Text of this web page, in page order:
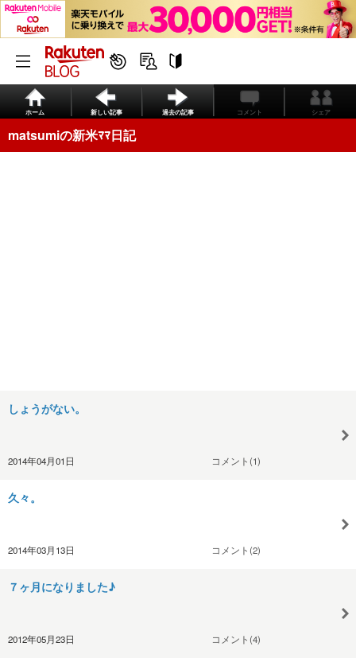
ホーム 新しい記事 過去の記事 コメント シェア
matsumiの新米ﾏﾏ日記
しょうがない。
2014年04月01日 コメント(1)
久々。
2014年03月13日 コメント(2)
７ヶ月になりました♪
2012年05月23日 コメント(4)